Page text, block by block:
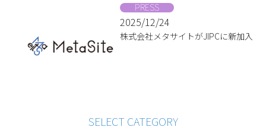
PRESS
2025/12/24
株式会社メタサイトがJIPCに新加入
SELECT CATEGORY